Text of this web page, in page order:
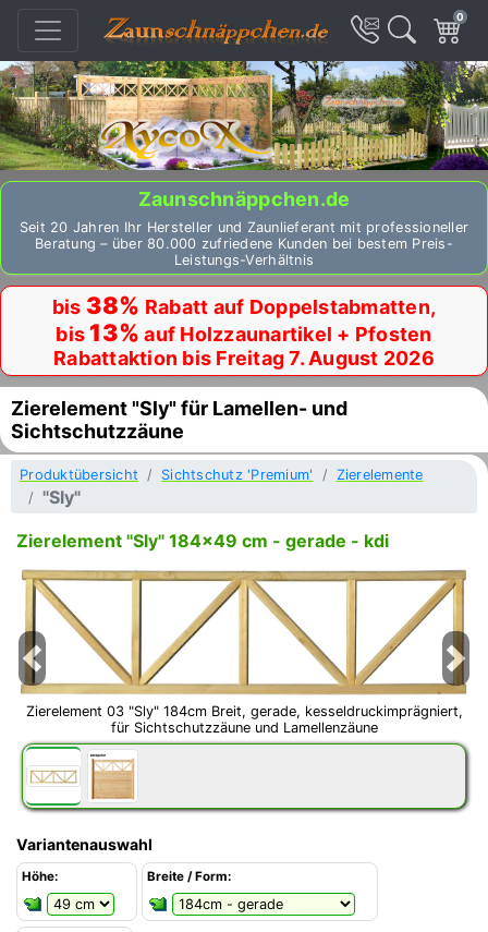
0
Zaunschnäppchen.de
Seit 20 Jahren Ihr Hersteller und Zaunlieferant mit professioneller
Beratung – über 80.000 zufriedene Kunden bei bestem Preis-
Leistungs-Verhältnis
bis 38% Rabatt auf Doppelstabmatten,
bis 13% auf Holzzaunartikel + Pfosten
Rabattaktion bis Freitag 7. August 2026
Zierelement "Sly" für Lamellen- und
Sichtschutzzäune
Produktübersicht Sichtschutz 'Premium' Zierelemente
"Sly"
Zierelement "Sly" 184x49 cm - gerade - kdi
Zierelement 03 "Sly" 184cm Breit, gerade, kesseldruckimprägniert,
für Sichtschutzzäune und Lamellenzäune
Previous Next
Variantenauswahl
Höhe: Breite / Form: